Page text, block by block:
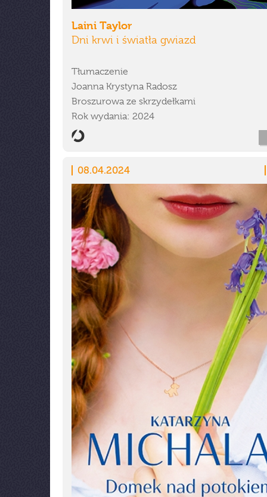
Laini Taylor
Dni krwi i światła gwiazd
Tłumaczenie
Joanna Krystyna Radosz
Broszurowa ze skrzydełkami
Rok wydania: 2024
08.04.2024